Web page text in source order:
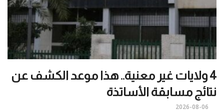
4 ولايات غير معنية.. هذا موعد الكشف عن
نتائج مسابقة الأساتذة
2026-08-06